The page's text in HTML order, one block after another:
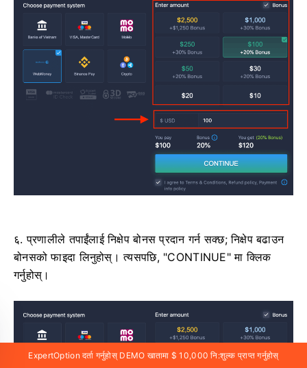
६. प्रणालीले तपाईंलाई निक्षेप बोनस प्रदान गर्न सक्छ; निक्षेप बढाउन
बोनसको फाइदा लिनुहोस्। त्यसपछि, "CONTINUE" मा क्लिक
गर्नुहोस्।
ExpertOption दर्ता गर्नुहोस् DEMO खातामा $ 10,000 नि:शुल्क प्राप्त गर्नुहोस्